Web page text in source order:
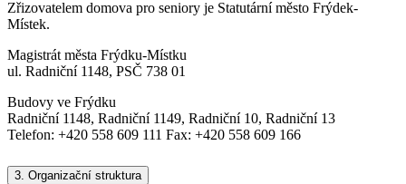
Zřizovatelem domova pro seniory je Statutární město Frýdek-
Místek.
Magistrát města Frýdku-Místku
ul. Radniční 1148, PSČ 738 01
Budovy ve Frýdku
Radniční 1148, Radniční 1149, Radniční 10, Radniční 13
Telefon: +420 558 609 111 Fax: +420 558 609 166
3. Organizační struktura